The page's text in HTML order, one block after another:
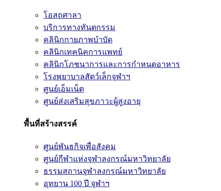
โอสถศาลา
บริการทางทันตกรรม
คลินิกกายภาพบำบัด
คลินิกเทคนิคการแพทย์
คลินิกโภชนาการและการกำหนดอาหาร
โรงพยาบาลสัตว์เล็กจุฬาฯ
ศูนย์เอ็มเน็ต
ศูนย์ส่งเสริมสุขภาวะผู้สูงอายุ
พื้นที่สร้างสรรค์
ศูนย์พันธกิจเพื่อสังคม
ศูนย์กีฬาแห่งจุฬาลงกรณ์มหาวิทยาลัย
ธรรมสถานจุฬาลงกรณ์มหาวิทยาลัย
อุทยาน 100 ปี จุฬาฯ